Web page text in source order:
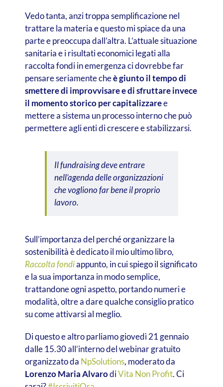
Vedo tanta, anzi troppa semplificazione nel
trattare la materia e questo mi spiace da una
parte e preoccupa dall’altra. L’attuale situazione
sanitaria e i risultati economici legati alla
raccolta fondi in emergenza ci dovrebbe far
pensare seriamente cheè giunto il tempo di
smettere di improvvisare e di sfruttare invece
il momento storico per capitalizzaree
mettere a sistema un processo interno che può
permettere agli enti di crescere e stabilizzarsi.
Il fundraising deve entrare
nell’agenda delle organizzazioni
che vogliono far bene il proprio
lavoro.
Sull’importanza del perché organizzare la
sostenibilità è dedicato il mio ultimo libro,
Raccolta fondiappunto, in cui spiego il significato
e la sua importanza in modo semplice,
trattandone ogni aspetto, portando numeri e
modalità, oltre a dare qualche consiglio pratico
su come attivarsi al meglio.
Di questo e altro parliamo giovedì 21 gennaio
dalle 15.30 all’interno del webinar gratuito
organizzato da NpSolutions, moderato da
Lorenzo Maria AlvarodiVita Non Profit. Ci